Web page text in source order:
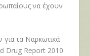
να έχουν
τα Ναρκωτικά
Drug Report 2010